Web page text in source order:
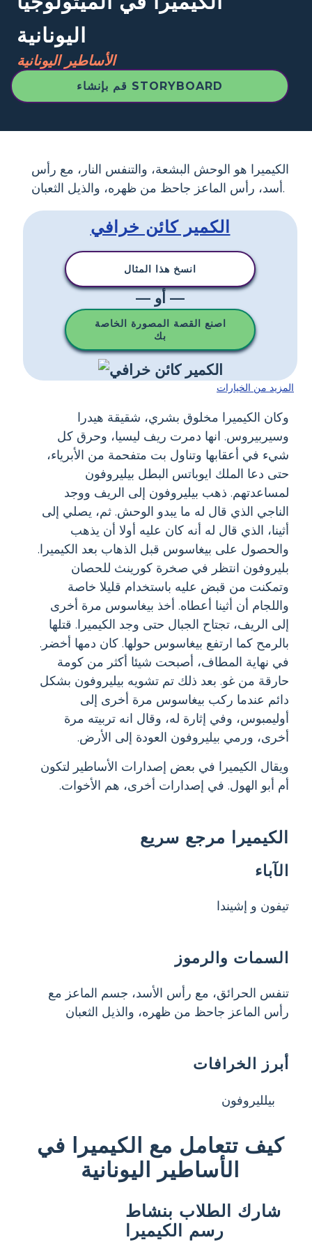
اليونانية
الأساطير اليونانية
قم بإنشاء STORYBOARD
الكيميرا هو الوحش البشعة، والتنفس النار، مع رأس
أسد، رأس الماعز جاحظ من ظهره، والذيل الثعبان.
الكمير كائن خرافي
انسخ هذا المثال
— أو —
اصنع القصة المصورة الخاصة
بك
المزيد من الخيارات
وكان الكيميرا مخلوق بشري، شقيقة هيدرا
وسيربيروس. انها دمرت ريف ليسيا، وحرق كل
شيء في أعقابها وتناول بت متفحمة من الأبرياء،
حتى دعا الملك ايوباتس البطل بيليروفون
لمساعدتهم. ذهب بيليروفون إلى الريف ووجد
الناجي الذي قال له ما يبدو الوحش. ثم، يصلي إلى
أثينا، الذي قال له أنه كان عليه أولا أن يذهب
والحصول على بيغاسوس قبل الذهاب بعد الكيميرا.
بليروفون انتظر في صخرة كورينث للحصان
وتمكنت من قبض عليه باستخدام قليلا خاصة
واللجام أن أثينا أعطاه. أخذ بيغاسوس مرة أخرى
إلى الريف، تجتاح الجبال حتى وجد الكيميرا. قتلها
بالرمح كما ارتفع بيغاسوس حولها. كان دمها أخضر.
في نهاية المطاف، أصبحت شيئا أكثر من كومة
حارقة من غو. بعد ذلك تم تشويه بيليروفون بشكل
دائم عندما ركب بيغاسوس مرة أخرى إلى
أوليمبوس، وفي إثارة له، وقال انه تربيته مرة
أخرى، ورمي بيليروفون العودة إلى الأرض.
ويقال الكيميرا في بعض إصدارات الأساطير لتكون
أم أبو الهول. في إصدارات أخرى، هم الأخوات.
الكيميرا مرجع سريع
الآباء
تيفون و إشيندا
السمات والرموز
تنفس الحرائق، مع رأس الأسد، جسم الماعز مع
رأس الماعز جاحظ من ظهره، والذيل الثعبان
أبرز الخرافات
بيلليروفون
كيف تتعامل مع الكيميرا في
الأساطير اليونانية
شارك الطلاب بنشاط
رسم الكيميرا